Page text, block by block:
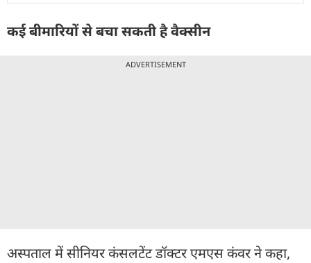
कई बीमारियों से बचा सकती है वैक्सीन
ADVERTISEMENT
अस्पताल में सीनियर कंसलटेंट डॉक्टर एमएस कंवर ने कहा,